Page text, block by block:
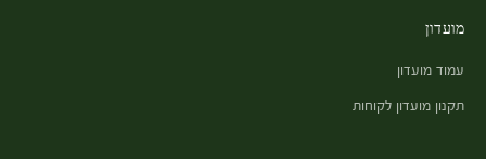
מועדון
עמוד מועדון
תקנון מועדון לקוחות